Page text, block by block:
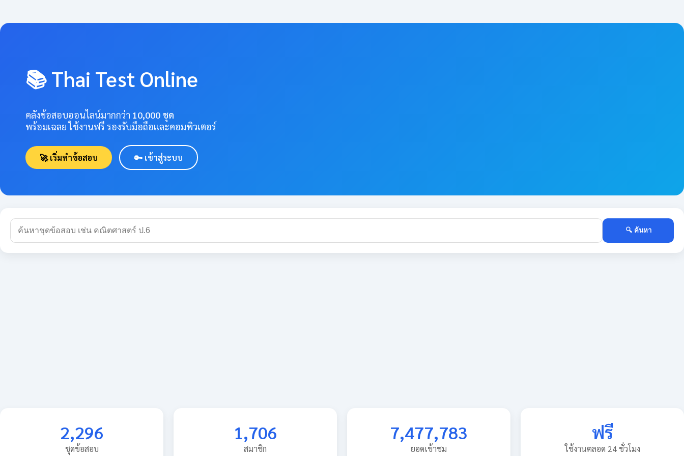
📚 Thai Test Online
คลังข้อสอบออนไลน์มากกว่า 10,000 ชุด
พร้อมเฉลย ใช้งานฟรี รองรับมือถือและคอมพิวเตอร์
🚀 เริ่มทำข้อสอบ 🔑 เข้าสู่ระบบ
🔍 ค้นหา
2,296
ชุดข้อสอบ
1,706
สมาชิก
7,477,783
ยอดเข้าชม
ฟรี
ใช้งานตลอด 24 ชั่วโมง